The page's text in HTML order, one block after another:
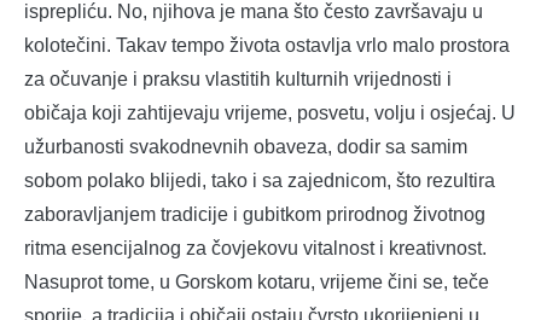
isprepliću. No, njihova je mana što često završavaju u
kolotečini. Takav tempo života ostavlja vrlo malo prostora
za očuvanje i praksu vlastitih kulturnih vrijednosti i
običaja koji zahtijevaju vrijeme, posvetu, volju i osjećaj. U
užurbanosti svakodnevnih obaveza, dodir sa samim
sobom polako blijedi, tako i sa zajednicom, što rezultira
zaboravljanjem tradicije i gubitkom prirodnog životnog
ritma esencijalnog za čovjekovu vitalnost i kreativnost.
Nasuprot tome, u Gorskom kotaru, vrijeme čini se, teče